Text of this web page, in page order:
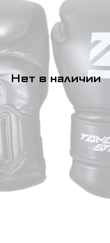
Нет в наличии